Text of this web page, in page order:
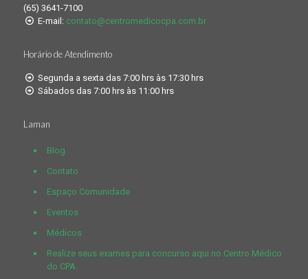
(65) 3641-7100
E-mail: contato@centromedicocpa.com.br
Horário de Atendimento
Segunda a sexta das 7:00 hrs às 17:30 hrs
Sábados das 7:00 hrs às 11:00 hrs
Laman
Blog
Contato
Espaço Comunidade
Eventos
Médicos
Realize seus exames para concurso aqui no Centro Médico
do CPA.